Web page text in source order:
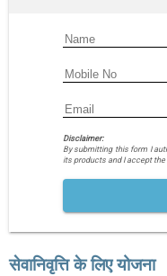
Disclaimer:
By submitting this form I
its products and I accept
सेवानिवृत्ति के लिए योजना